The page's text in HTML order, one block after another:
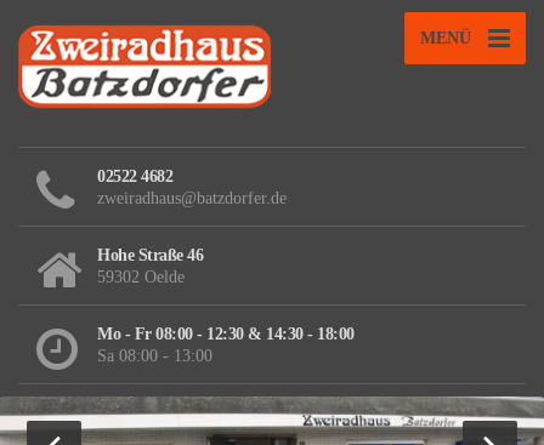
MENÜ
02522 4682
zweiradhaus@batzdorfer.de
Hohe Straße 46
59302 Oelde
Mo - Fr 08:00 - 12:30 & 14:30 - 18:00
Sa 08:00 - 13:00